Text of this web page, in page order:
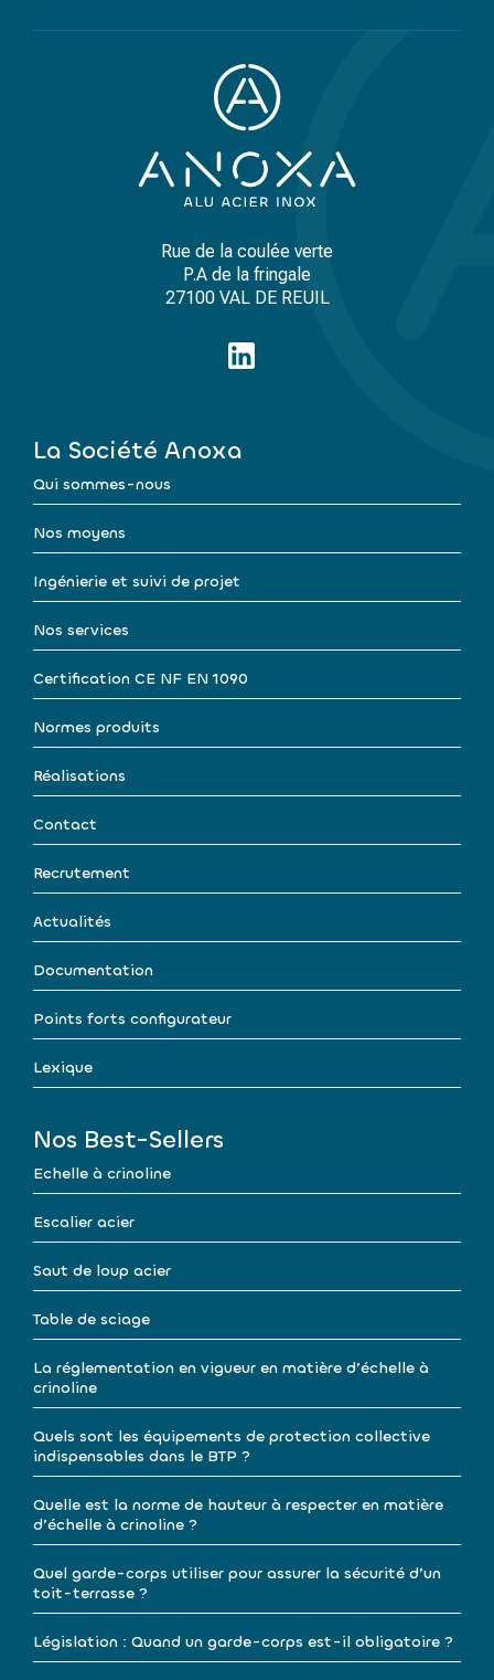
Rue de la coulée verte
P.A de la fringale
27100 VAL DE REUIL
La Société Anoxa
Qui sommes-nous
Nos moyens
Ingénierie et suivi de projet
Nos services
Certification CE NF EN 1090
Normes produits
Réalisations
Contact
Recrutement
Actualités
Documentation
Points forts configurateur
Lexique
Nos Best-Sellers
Echelle à crinoline
Escalier acier
Saut de loup acier
Table de sciage
La réglementation en vigueur en matière d’échelle à
crinoline
Quels sont les équipements de protection collective
indispensables dans le BTP ?
Quelle est la norme de hauteur à respecter en matière
d’échelle à crinoline ?
Quel garde-corps utiliser pour assurer la sécurité d’un
toit-terrasse ?
Législation : Quand un garde-corps est-il obligatoire ?